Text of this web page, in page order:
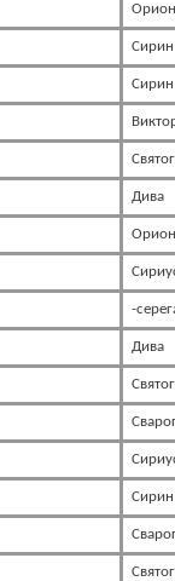
Орион
Сирин
Сирин
Дива
Орион
-
Дива
Сирин